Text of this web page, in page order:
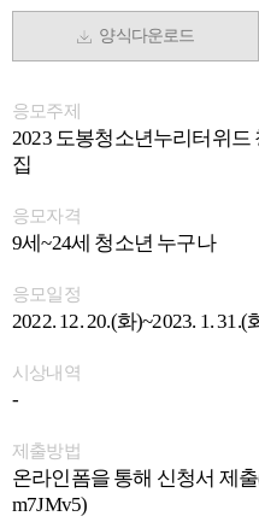
양식다운로드
응모주제
2023 도봉청소년누리터위
집
응모자격
9세~24세 청소년 누구나
응모일정
2022. 12. 20.(화)~2023. 1. 31.(
시상내역
-
제출방법
온라인폼을 통해 신청서 제출
m7JMv5)